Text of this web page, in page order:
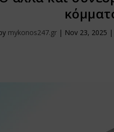
mykonos247.gr| Nov 23, 2025 |